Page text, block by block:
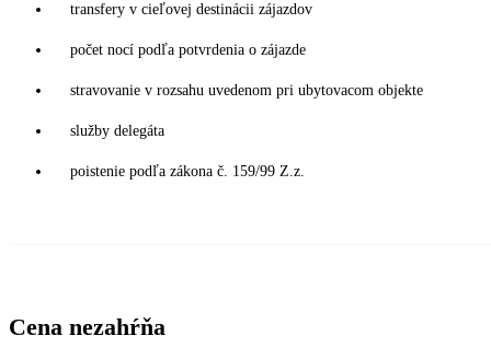
transfery v cieľovej destinácii zájazdov
počet nocí podľa potvrdenia o zájazde
stravovanie v rozsahu uvedenom pri ubytovacom objekte
služby delegáta
poistenie podľa zákona č. 159/99 Z.z.
Cena nezahŕňa